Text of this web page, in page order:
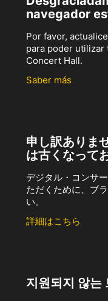
navegador
Por favor,
para poder utilizar
Concert Hall.
Saber más
申し訳ありま
は古くなって
デジタル・コンサ
ただくために、ブ
い。
詳細はこちら
지원되지 않는